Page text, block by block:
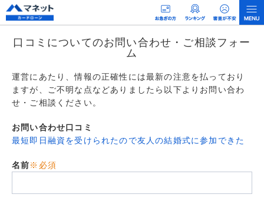
口コミについてのお問い合わせ・ご相談フォー
ム
運営にあたり、情報の正確性には最新の注意を払っており
ますが、ご不明な点などありましたら以下よりお問い合わ
せ・ご相談ください。
お問い合わせ口コミ
最短即日融資を受けられたので友人の結婚式に参加できた
名前※必須